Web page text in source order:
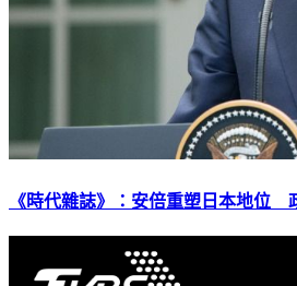
《時代雜誌》：安倍重塑日本地位